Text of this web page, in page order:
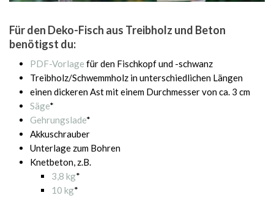
Für den Deko-Fisch aus Treibholz und Beton
benötigst du:
PDF-Vorlage für den Fischkopf und -schwanz
Treibholz/Schwemmholz in unterschiedlichen Längen
einen dickeren Ast mit einem Durchmesser von ca. 3 cm
Säge*
Gehrungslade*
Akkuschrauber
Unterlage zum Bohren
Knetbeton, z.B.
3,8 kg*
10 kg*